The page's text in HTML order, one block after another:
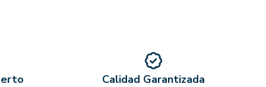
Calidad Garantizada